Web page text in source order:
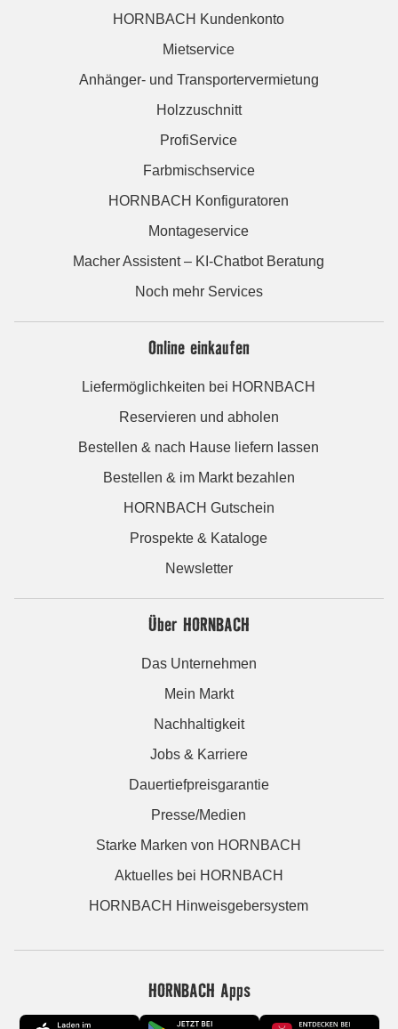
HORNBACH Kundenkonto
Mietservice
Anhänger- und Transportervermietung
Holzzuschnitt
ProfiService
Farbmischservice
HORNBACH Konfiguratoren
Montageservice
Macher Assistent – KI-Chatbot Beratung
Noch mehr Services
Online einkaufen
Liefermöglichkeiten bei HORNBACH
Reservieren und abholen
Bestellen & nach Hause liefern lassen
Bestellen & im Markt bezahlen
HORNBACH Gutschein
Prospekte & Kataloge
Newsletter
Über HORNBACH
Das Unternehmen
Mein Markt
Nachhaltigkeit
Jobs & Karriere
Dauertiefpreisgarantie
Presse/Medien
Starke Marken von HORNBACH
Aktuelles bei HORNBACH
HORNBACH Hinweisgebersystem
HORNBACH Apps